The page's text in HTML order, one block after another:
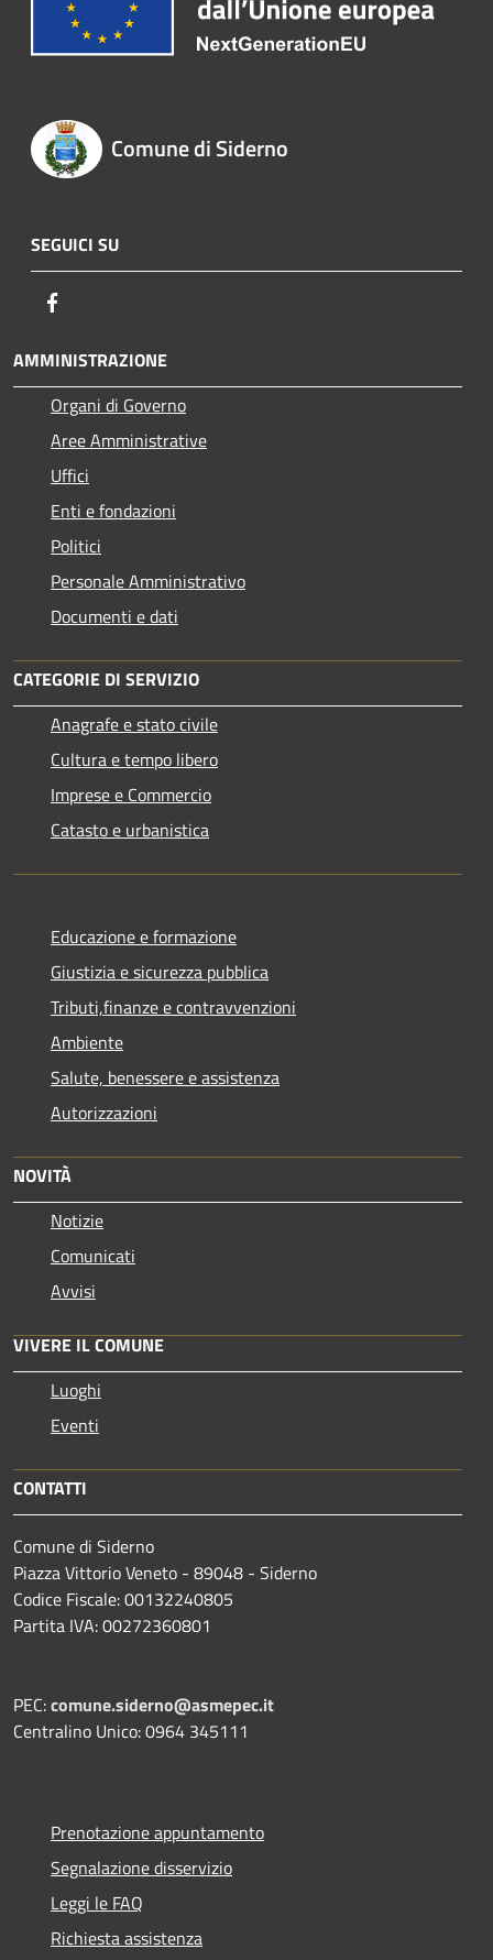
Comune di Siderno
SEGUICI SU
AMMINISTRAZIONE
Organi di Governo
Aree Amministrative
Uffici
Enti e fondazioni
Politici
Personale Amministrativo
Documenti e dati
CATEGORIE DI SERVIZIO
Anagrafe e stato civile
Cultura e tempo libero
Imprese e Commercio
Catasto e urbanistica
Educazione e formazione
Giustizia e sicurezza pubblica
Tributi,finanze e contravvenzioni
Ambiente
Salute, benessere e assistenza
Autorizzazioni
NOVITÀ
Notizie
Comunicati
Avvisi
VIVERE IL COMUNE
Luoghi
Eventi
CONTATTI
Comune di Siderno
Piazza Vittorio Veneto - 89048 - Siderno
Codice Fiscale: 00132240805
Partita IVA: 00272360801
PEC:comune.siderno@asmepec.it
Centralino Unico: 0964 345111
Prenotazione appuntamento
Segnalazione disservizio
Leggi le FAQ
Richiesta assistenza